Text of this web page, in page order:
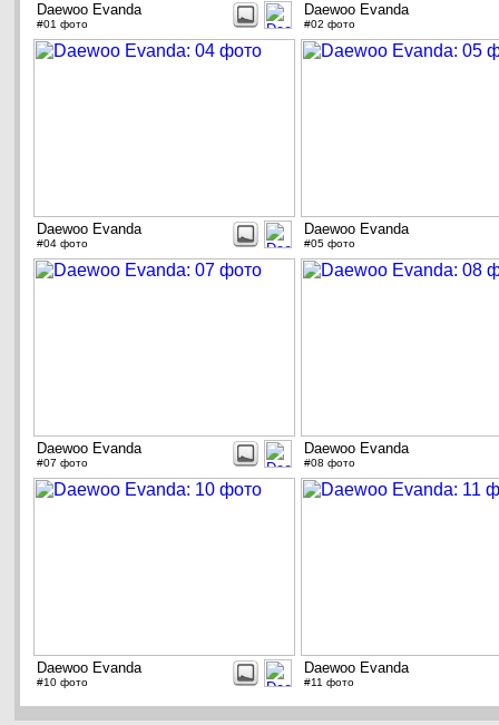
Daewoo Evanda
#01 фото
Daewoo Evanda
#02 фото
Daewoo Evanda
#04 фото
Daewoo Evanda
#05 фото
Daewoo Evanda
#07 фото
Daewoo Evanda
#08 фото
Daewoo Evanda
#10 фото
Daewoo Evanda
#11 фото